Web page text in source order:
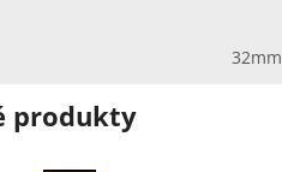
32mm
produkty